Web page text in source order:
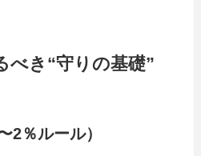
べき“守りの基礎”
2％ルール）